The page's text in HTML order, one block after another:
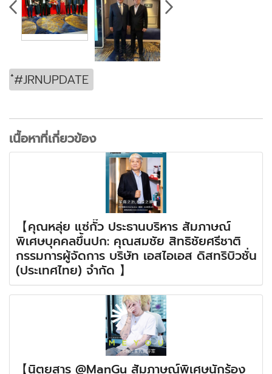
๋#JRNUPDATE
เนื้อหาที่เกี่ยวข้อง
【คุณหลุ่ย แซ่กั๊ว ประธานบริหาร สัมภาษณ์
พิเศษบุคคลขึ้นปก: คุณสมชัย สิทธิชัยศรีชาติ
กรรมการผู้จัดการ บริษัท เอสไอเอส ดิสทริบิวชั่น
(ประเทศไทย) จำกัด 】
【นิตยสาร @ManGu สัมภาษณ์พิเศษนักร้อง